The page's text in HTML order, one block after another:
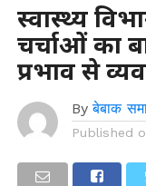
स्वास्थ्य
चर्चाओं का
प्रभाव से
By बेबाक
Published